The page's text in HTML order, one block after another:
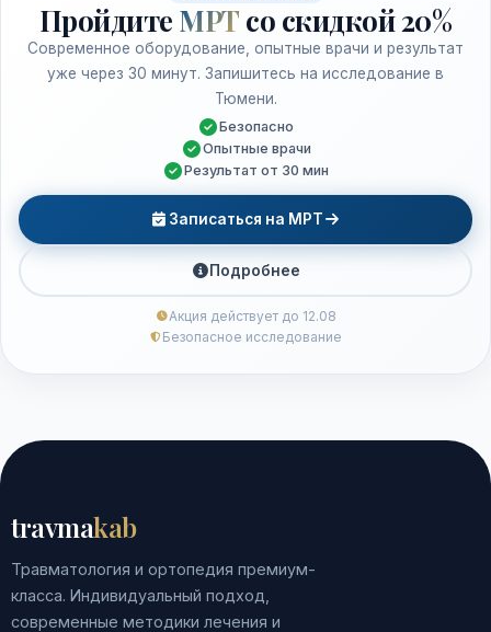
Пройдите МРТ со скидкой 20%
Современное оборудование, опытные врачи и результат
уже через 30 минут. Запишитесь на исследование в
Тюмени.
Безопасно
Опытные врачи
Результат от 30 мин
Записаться на МРТ
Подробнее
Акция действует до 12.08
Безопасное исследование
travmakab
Травматология и ортопедия премиум-
класса. Индивидуальный подход,
современные методики лечения и